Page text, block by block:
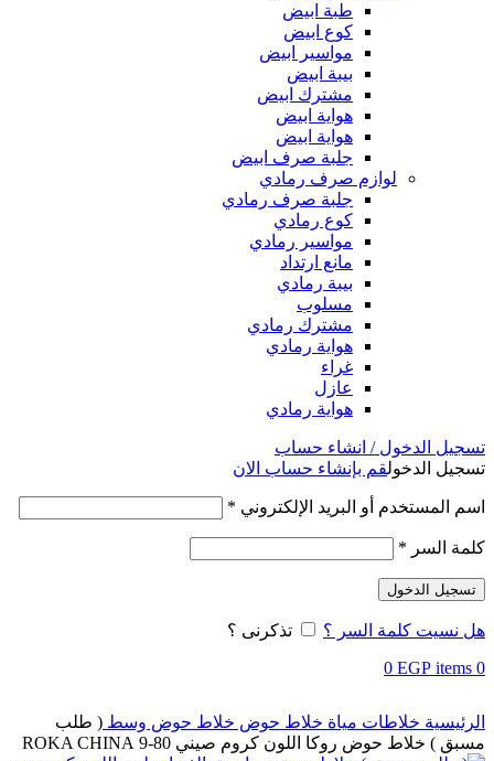
طبة ابيض
كوع ابيض
مواسير ابيض
بيبة ابيض
مشترك ابيض
هواية ابيض
هواية ابيض
جلبة صرف ابيض
لوازم صرف رمادي
جلبة صرف رمادي
كوع رمادي
مواسير رمادي
مانع ارتداد
بيبة رمادي
مسلوب
مشترك رمادي
هواية رمادي
غراء
عازل
هواية رمادي
تسجيل الدخول / انشاء حساب
تسجيل الدخولقم بإنشاء حساب الان
اسم المستخدم أو البريد الإلكتروني *
كلمة السر *
تسجيل الدخول
هل نسيت كلمة السر ؟
تذكرنى ؟
0
items
0 EGP
الرئيسية خلاطات مياة خلاط حوض خلاط حوض وسط ( طلب
مسبق ) خلاط حوض روكا اللون كروم صيني 80-9 ROKA CHINA